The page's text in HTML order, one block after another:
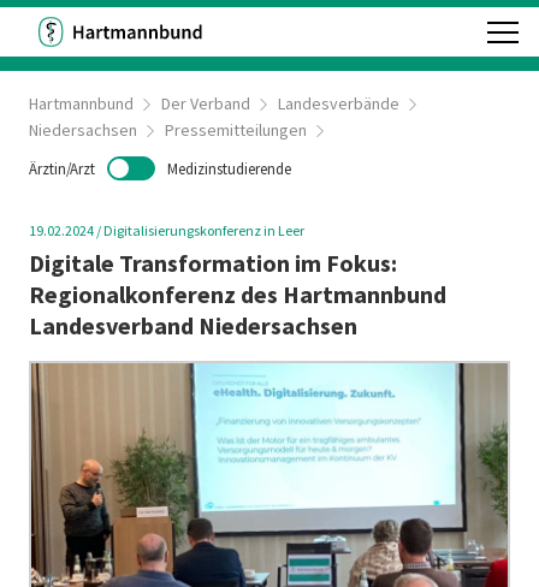
Hartmannbund Der Verband
Landesverbände
Niedersachsen
Pressemitteilungen
Ärztin/Arzt Medizinstudierende
19.02.2024 /Digitalisierungskonferenz in Leer
Digitale Transformation im Fokus:
Regionalkonferenz des Hartmannbund
Landesverband Niedersachsen